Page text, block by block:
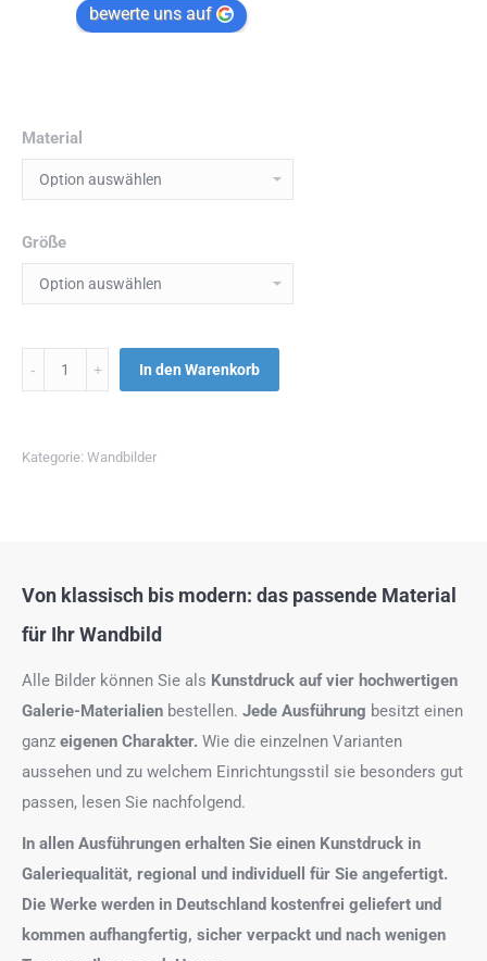
bewerte uns auf
Material
Größe
Menge In den Warenkorb
Kategorie: Wandbilder
Von klassisch bis modern: das passende Material
für Ihr Wandbild
Alle Bilder können Sie als Kunstdruck auf vier hochwertigen
Galerie-Materialien bestellen. Jede Ausführung besitzt einen
ganz eigenen Charakter. Wie die einzelnen Varianten
aussehen und zu welchem Einrichtungsstil sie besonders gut
passen, lesen Sie nachfolgend.
In allen Ausführungen erhalten Sie einen Kunstdruck in
Galeriequalität, regional und individuell für Sie angefertigt.
Die Werke werden in Deutschland kostenfrei geliefert und
kommen aufhangfertig, sicher verpackt und nach wenigen